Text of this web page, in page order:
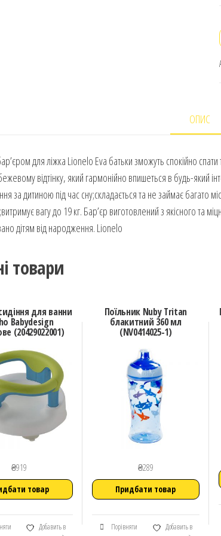
ОПИС
для ліжка Lionelo Eva батьки зможуть спокійно
відтінку, який гармонійно впишеться в будь-який
за дитиною під час сну;складається та не займає багато
вагу до 19 кг. Бар’єр виготовлений з якісного та
дітям від народження. Lionelo
товари
для ванни
Babydesign
(20429022001)
₴919
товар
Добавить в
Поїльник Nuby Tritan
блакитний 360 мл
(NV0414025-1)
₴289
Придбати товар
Порівняти
Добавить в